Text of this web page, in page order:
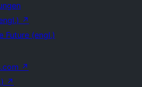
↗
Future (engl.)
↗
↗